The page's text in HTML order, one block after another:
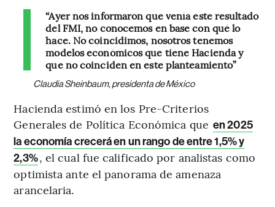
“Ayer nos informaron que venía este resultado
del FMI, no conocemos en base con qué lo
hace. No coincidimos, nosotros tenemos
modelos económicos que tiene Hacienda y
que no coinciden en este planteamiento”
Claudia Sheinbaum, presidenta de México
Hacienda estimó en los Pre-Criterios
Generales de Política Económica que en 2025
la economía crecerá en un rango de entre 1,5% y
2,3%, el cual fue calificado por analistas como
optimista ante el panorama de amenaza
arancelaria.